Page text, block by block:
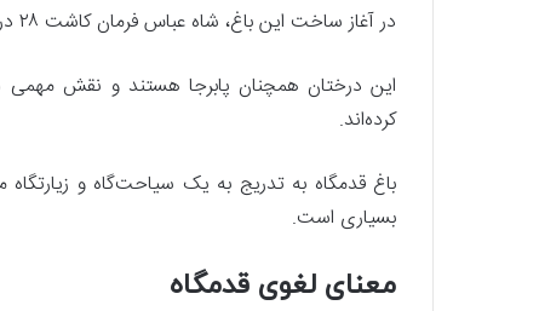
در آغاز ساخت این باغ، شاه عباس فرمان کاشت ۲۸ درخت کاج را صادر کرد.
این درختان همچنان پابرجا هستند و نقش مهمی
کرده‌اند.
باغ قدمگاه به تدریج به یک سیاحت‌گاه و
بسیاری است.
معنای لغوی قدمگاه